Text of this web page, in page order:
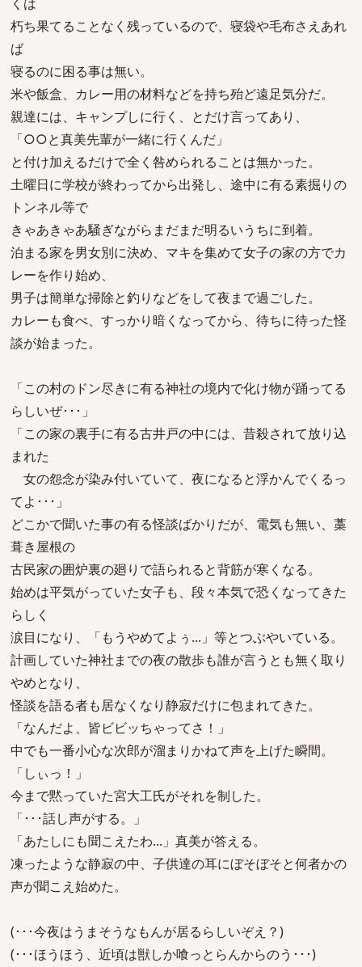
朽ち果てることなく残っているので、寝袋や毛布さえあれ
ば
寝るのに困る事は無い。
米や飯盒、カレー用の材料などを持ち殆ど遠足気分だ。
親達には、キャンプしに行く、とだけ言ってあり、
「○○と真美先輩が一緒に行くんだ」
と付け加えるだけで全く咎められることは無かった。
土曜日に学校が終わってから出発し、途中に有る素掘りの
トンネル等で
きゃあきゃあ騒ぎながらまだまだ明るいうちに到着。
泊まる家を男女別に決め、マキを集めて女子の家の方でカ
レーを作り始め、
男子は簡単な掃除と釣りなどをして夜まで過ごした。
カレーも食べ、すっかり暗くなってから、待ちに待った怪
談が始まった。
「この村のドン尽きに有る神社の境内で化け物が踊ってる
らしいぜ･･･」
「この家の裏手に有る古井戸の中には、昔殺されて放り込
まれた
女の怨念が染み付いていて、夜になると浮かんでくるっ
てよ･･･」
どこかで聞いた事の有る怪談ばかりだが、電気も無い、藁
葺き屋根の
古民家の囲炉裏の廻りで語られると背筋が寒くなる。
始めは平気がっていた女子も、段々本気で恐くなってきた
らしく
涙目になり、「もうやめてよぅ...」等とつぶやいている。
計画していた神社までの夜の散歩も誰が言うとも無く取り
やめとなり、
怪談を語る者も居なくなり静寂だけに包まれてきた。
「なんだよ、皆ビビッちゃってさ！」
中でも一番小心な次郎が溜まりかねて声を上げた瞬間。
「しぃっ！」
今まで黙っていた宮大工氏がそれを制した。
「･･･話し声がする。」
「あたしにも聞こえたわ...」真美が答える。
凍ったような静寂の中、子供達の耳にぼそぼそと何者かの
声が聞こえ始めた。
(･･･今夜はうまそうなもんが居るらしいぞえ？)
(･･･ほうほう、近頃は獣しか喰っとらんからのう･･･)